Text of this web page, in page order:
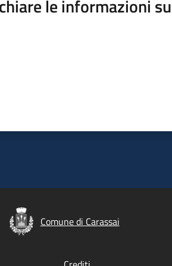
le informazioni
Comune di Carassai